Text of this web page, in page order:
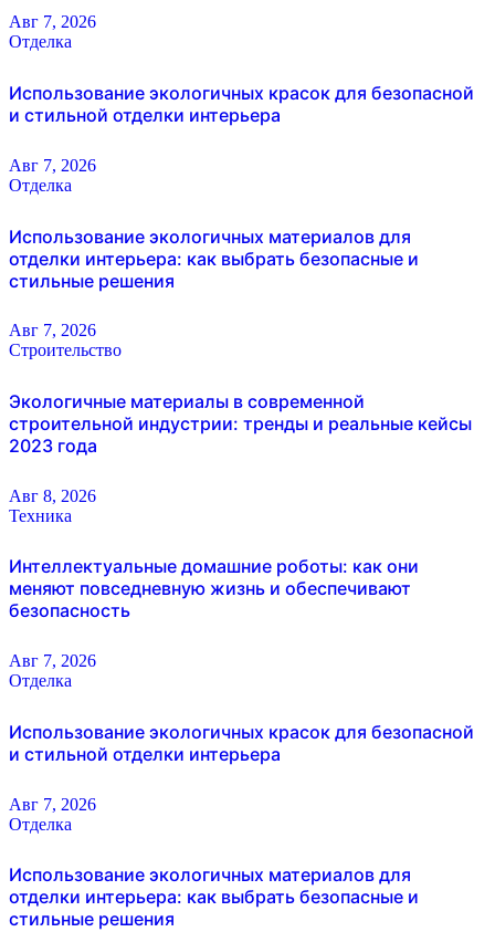
Авг 7, 2026
Отделка
Использование экологичных красок для безопасной
и стильной отделки интерьера
Авг 7, 2026
Отделка
Использование экологичных материалов для
отделки интерьера: как выбрать безопасные и
стильные решения
Авг 7, 2026
Строительство
Экологичные материалы в современной
строительной индустрии: тренды и реальные кейсы
2023 года
Авг 8, 2026
Техника
Интеллектуальные домашние роботы: как они
меняют повседневную жизнь и обеспечивают
безопасность
Авг 7, 2026
Отделка
Использование экологичных красок для безопасной
и стильной отделки интерьера
Авг 7, 2026
Отделка
Использование экологичных материалов для
отделки интерьера: как выбрать безопасные и
стильные решения